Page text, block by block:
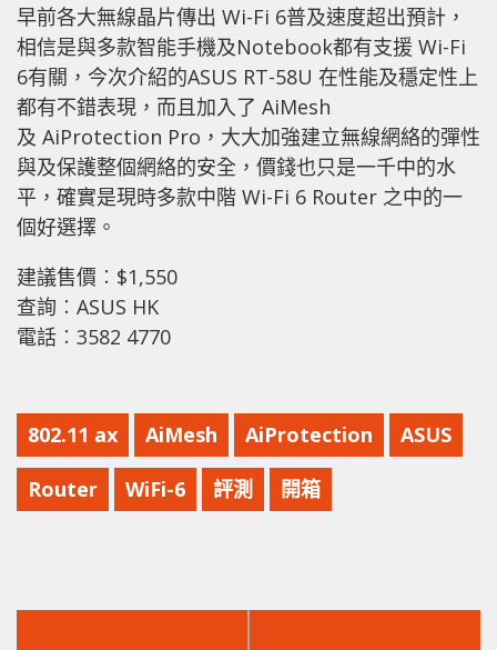
早前各大無線晶片傳出 Wi-Fi 6普及速度超出預計，
相信是與多款智能手機及Notebook都有支援 Wi-Fi
6有關，今次介紹的ASUS RT-58U 在性能及穩定性上
都有不錯表現，而且加入了 AiMesh
及 AiProtection Pro，大大加強建立無線網絡的彈性
與及保護整個網絡的安全，價錢也只是一千中的水
平，確實是現時多款中階 Wi-Fi 6 Router 之中的一
個好選擇。
建議售價︰$1,550
查詢︰ASUS HK
電話︰3582 4770
802.11 ax AiMesh AiProtection ASUS
Router WiFi-6 評測 開箱